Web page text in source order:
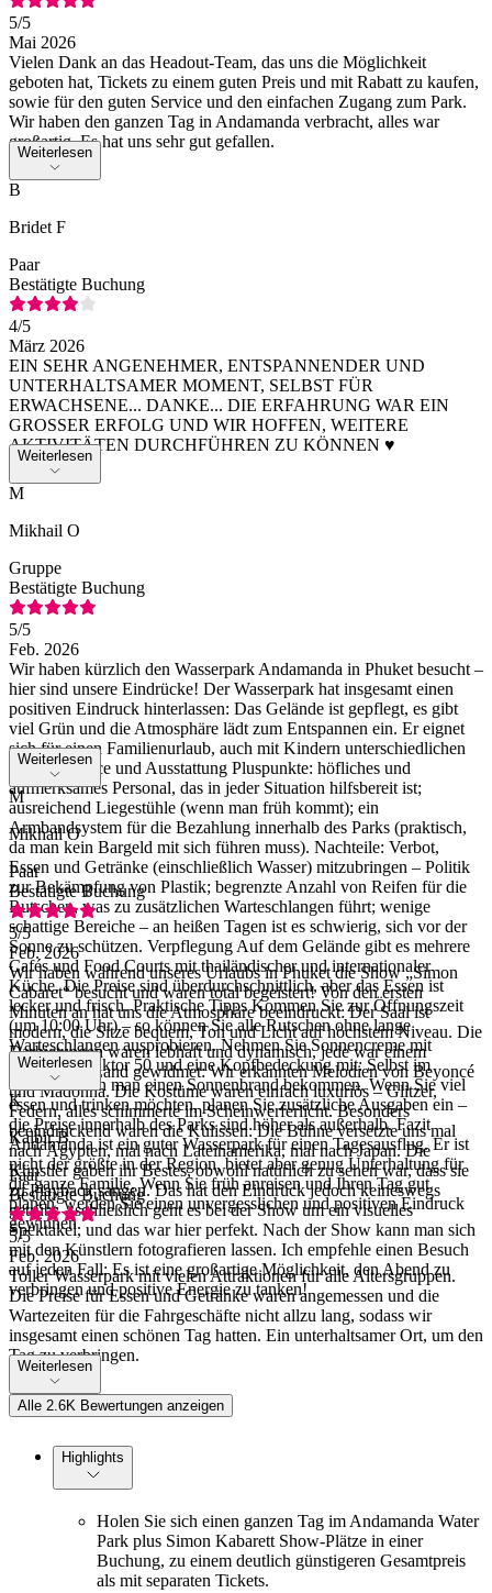
5/5
Mai 2026
Vielen Dank an das Headout-Team, das uns die Möglichkeit
geboten hat, Tickets zu einem guten Preis und mit Rabatt zu kaufen,
sowie für den guten Service und den einfachen Zugang zum Park.
Wir haben den ganzen Tag in Andamanda verbracht, alles war
großartig. Es hat uns sehr gut gefallen.
Weiterlesen
B
Bridet F
Paar
Bestätigte Buchung
4/5
März 2026
EIN SEHR ANGENEHMER, ENTSPANNENDER UND
UNTERHALTSAMER MOMENT, SELBST FÜR
ERWACHSENE... DANKE... DIE ERFAHRUNG WAR EIN
GROSSER ERFOLG UND WIR HOFFEN, WEITERE
AKTIVITÄTEN DURCHFÜHREN ZU KÖNNEN ♥️
Weiterlesen
M
Mikhail O
Gruppe
Bestätigte Buchung
5/5
Feb. 2026
Wir haben kürzlich den Wasserpark Andamanda in Phuket besucht –
hier sind unsere Eindrücke! Der Wasserpark hat insgesamt einen
positiven Eindruck hinterlassen: Das Gelände ist gepflegt, es gibt
viel Grün und die Atmosphäre lädt zum Entspannen ein. Er eignet
sich für einen Familienurlaub, auch mit Kindern unterschiedlichen
Alters. Service und Ausstattung Pluspunkte: höfliches und
aufmerksames Personal, das in jeder Situation hilfsbereit ist;
ausreichend Liegestühle (wenn man früh kommt); ein
Armbandsystem für die Bezahlung innerhalb des Parks (praktisch,
da man kein Bargeld mit sich führen muss). Nachteile: Verbot,
Essen und Getränke (einschließlich Wasser) mitzubringen – Politik
zur Bekämpfung von Plastik; begrenzte Anzahl von Reifen für die
Rutschen, was zu zusätzlichen Warteschlangen führt; wenige
schattige Bereiche – an heißen Tagen ist es schwierig, sich vor der
Sonne zu schützen. Verpflegung Auf dem Gelände gibt es mehrere
Cafés und Food Courts mit thailändischer und internationaler
Küche. Die Preise sind überdurchschnittlich, aber das Essen ist
lecker und frisch. Praktische Tipps Kommen Sie zur Öffnungszeit
(um 10:00 Uhr) – so können Sie alle Rutschen ohne lange
Warteschlangen ausprobieren. Nehmen Sie Sonnencreme mit
Lichtschutzfaktor 50 und eine Kopfbedeckung mit: Selbst im
Schatten kann man einen Sonnenbrand bekommen. Wenn Sie viel
essen und trinken möchten, planen Sie zusätzliche Ausgaben ein –
die Preise innerhalb des Parks sind höher als außerhalb. Fazit
Andamanda ist ein guter Wasserpark für einen Tagesausflug. Er ist
nicht der größte in der Region, bietet aber genug Unterhaltung für
die ganze Familie. Wenn Sie früh anreisen und Ihren Tag gut
planen, werden Sie einen unvergesslichen und positiven Eindruck
gewinnen.
Weiterlesen
M
Mikhail O
Paar
Bestätigte Buchung
5/5
Feb. 2026
Wir haben während unseres Urlaubs in Phuket die Show „Simon
Cabaret“ besucht und waren total begeistert! Von den ersten
Minuten an hat uns die Atmosphäre beeindruckt: Der Saal ist
modern, die Sitze bequem, Ton und Licht auf höchstem Niveau. Die
Darbietungen waren lebhaft und dynamisch, jede war einem
bestimmten Land gewidmet: Wir erkannten Melodien von Beyoncé
und Madonna. Die Kostüme waren einfach luxuriös – Glitzer,
Federn, alles schimmerte im Scheinwerferlicht. Besonders
beeindruckend waren die Kulissen: Die Bühne versetzte uns mal
nach Ägypten, mal nach Lateinamerika, mal nach Japan. Die
Künstler gaben ihr Bestes, obwohl natürlich zu sehen war, dass sie
zu Playback sangen. Das hat den Eindruck jedoch keineswegs
getrübt – schließlich geht es bei der Show um ein visuelles
Spektakel, und das war hier perfekt. Nach der Show kann man sich
mit den Künstlern fotografieren lassen. Ich empfehle einen Besuch
auf jeden Fall: Es ist eine großartige Möglichkeit, den Abend zu
verbringen und positive Energie zu tanken!
Weiterlesen
K
Kalbir B
Paar
Bestätigte Buchung
5/5
Feb. 2026
Toller Wasserpark mit vielen Attraktionen für alle Altersgruppen.
Die Preise für Essen und Getränke waren angemessen und die
Wartezeiten für die Fahrgeschäfte nicht allzu lang, sodass wir
insgesamt einen schönen Tag hatten. Ein unterhaltsamer Ort, um den
Tag zu verbringen.
Weiterlesen
Alle 2.6K Bewertungen anzeigen
Highlights
Holen Sie sich einen ganzen Tag im Andamanda Water
Park plus Simon Kabarett Show-Plätze in einer
Buchung, zu einem deutlich günstigeren Gesamtpreis
als mit separaten Tickets.